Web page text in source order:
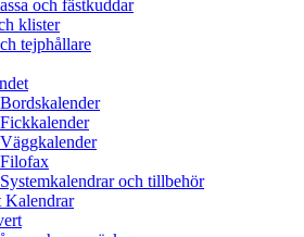
och fästkuddar
klister
tejphållare
Bordskalender
Fickkalender
Väggkalender
Filofax
Systemkalendrar och tillbehör
Kalendrar